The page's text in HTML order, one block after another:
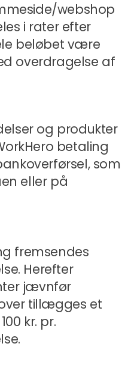
webshop
i rater efter
beløbet være
overdragelse af
og produkter
betaling
som
eller på
fremsendes
Herefter
jævnfør
tillægges et
kr. pr.